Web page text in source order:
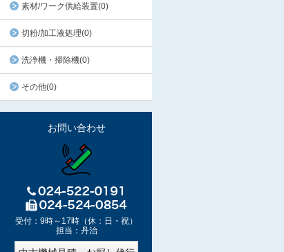
素材/ワーク供給装置(0)
切粉/加工液処理(0)
洗浄機・掃除機(0)
その他(0)
お問い合わせ
受付：9時～17時（休：日・祝）
担当：丹治